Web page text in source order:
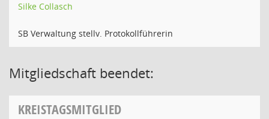
Silke Collasch
SB Verwaltung stellv. Protokollführerin
Mitgliedschaft beendet:
KREISTAGSMITGLIED